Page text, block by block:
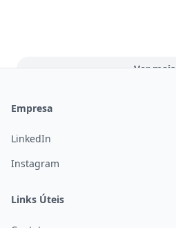
Ver mais
Empresa
LinkedIn
Instagram
Links Úteis